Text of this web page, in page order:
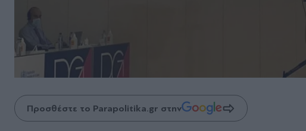
Προσθέστε το Parapolitika.gr στην